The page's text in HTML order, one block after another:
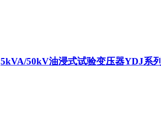
5kVA/50kV油浸式试验变压器YDJ系列